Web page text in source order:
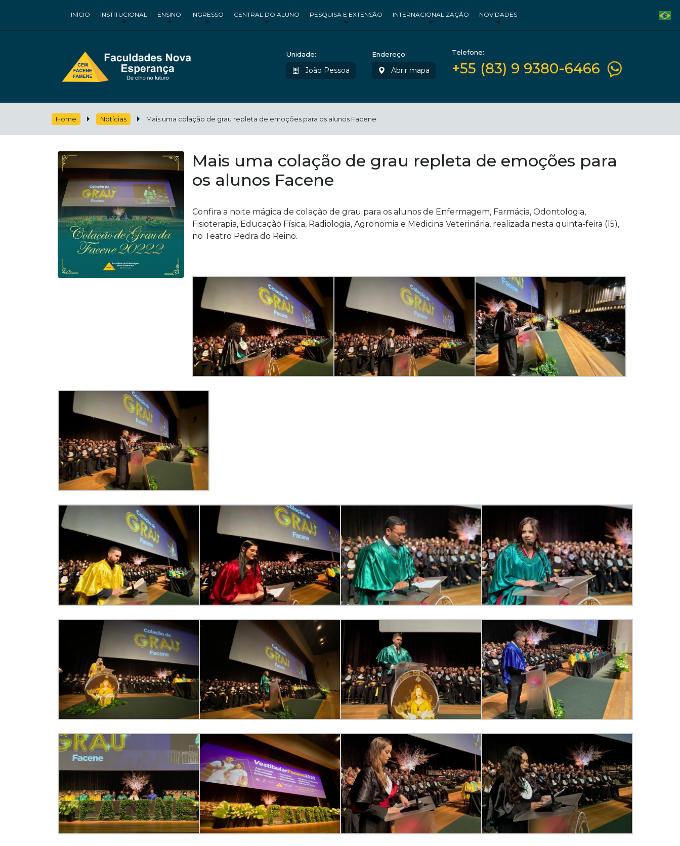
INÍCIO INSTITUCIONAL ENSINO INGRESSO CENTRAL DO ALUNO PESQUISA E EXTENSÃO INTERNACIONALIZAÇÃO NOVIDADES
Unidade:
João Pessoa
Endereço:
Abrir mapa
Telefone:
+55 (83) 9 9380-6466
Home Notícias Mais uma colação de grau repleta de emoções para os alunos Facene
Mais uma colação de grau repleta de emoções para
os alunos Facene
Confira a noite mágica de colação de grau para os alunos de Enfermagem, Farmácia, Odontologia,
Fisioterapia, Educação Física, Radiologia, Agronomia e Medicina Veterinária, realizada nesta quinta-feira (15),
no Teatro Pedra do Reino.